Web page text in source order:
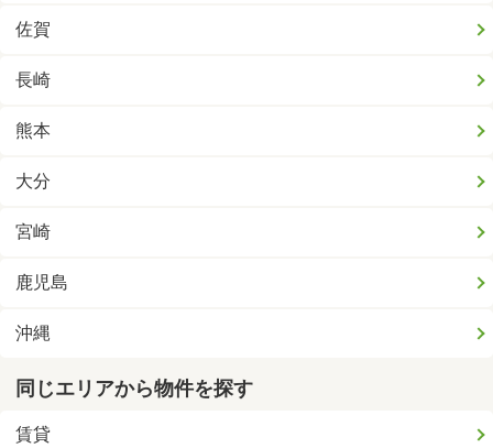
佐賀
長崎
熊本
大分
宮崎
鹿児島
沖縄
同じエリアから物件を探す
賃貸